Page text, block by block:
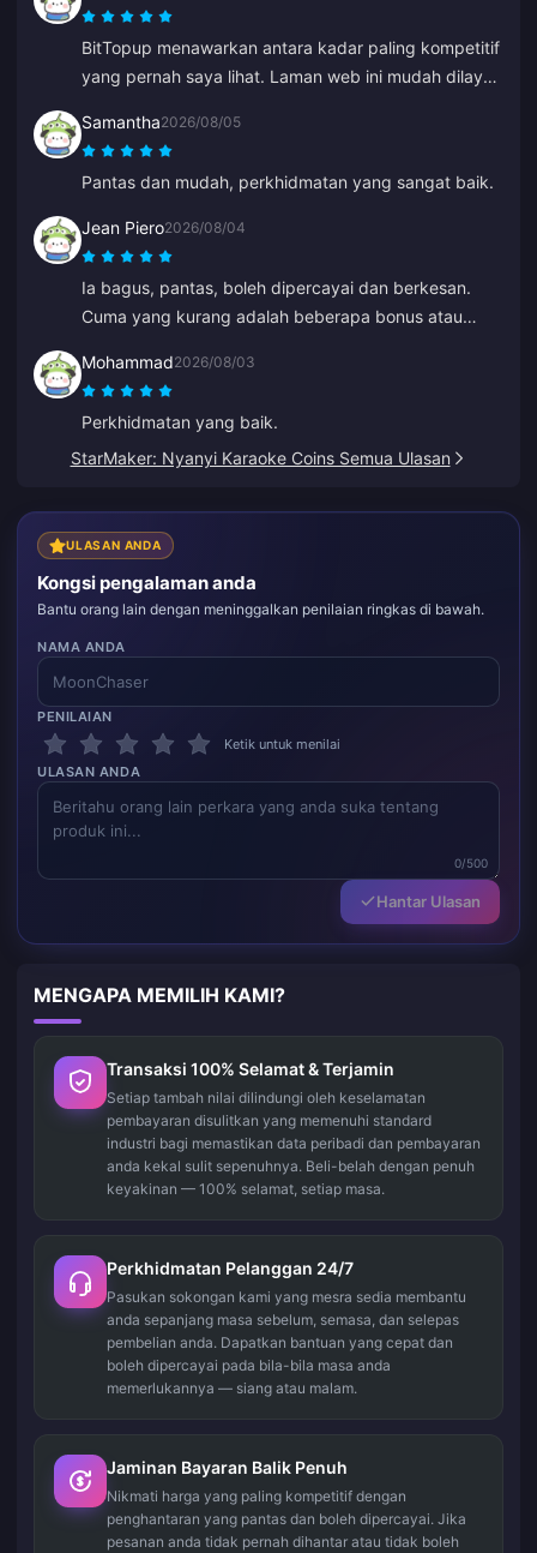
BitTopup menawarkan antara kadar paling kompetitif
yang pernah saya lihat. Laman web ini mudah dilayari
berjalan lancar. Saya pasti akan kembali lagi!
Samantha2026/08/05
Pantas dan mudah, perkhidmatan yang sangat baik.
Jean Piero2026/08/04
Ia bagus, pantas, boleh dipercayai dan berkesan.
Cuma yang kurang adalah beberapa bonus atau
Mohammad2026/08/03
Perkhidmatan yang baik.
StarMaker: Nyanyi Karaoke Coins Semua Ulasan
ULASAN ANDA
Kongsi pengalaman anda
Bantu orang lain dengan meninggalkan penilaian ringkas di bawah.
NAMA ANDA
PENILAIAN
Ketik untuk menilai
ULASAN ANDA
0/500
Hantar Ulasan
MENGAPA MEMILIH KAMI?
Transaksi 100% Selamat & Terjamin
Setiap tambah nilai dilindungi oleh keselamatan
pembayaran disulitkan yang memenuhi standard
industri bagi memastikan data peribadi dan pembayaran
anda kekal sulit sepenuhnya. Beli-belah dengan penuh
keyakinan — 100% selamat, setiap masa.
Perkhidmatan Pelanggan 24/7
Pasukan sokongan kami yang mesra sedia membantu
anda sepanjang masa sebelum, semasa, dan selepas
pembelian anda. Dapatkan bantuan yang cepat dan
boleh dipercayai pada bila-bila masa anda
memerlukannya — siang atau malam.
Jaminan Bayaran Balik Penuh
Nikmati harga yang paling kompetitif dengan
penghantaran yang pantas dan boleh dipercayai. Jika
pesanan anda tidak pernah dihantar atau tidak boleh